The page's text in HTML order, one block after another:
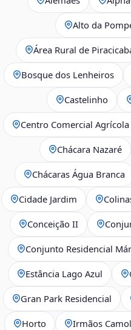
Alto da
Área Rural de
Bosque dos Lenheiros
Castelinho
Centro Comercial Agrícola
Chácara Nazaré
Chácaras Água Branca
Cidade Jardim
Conceição II
Conjunto Residencial
Estância Lago Azul
Gran Park Residencial
Horto Irmãos